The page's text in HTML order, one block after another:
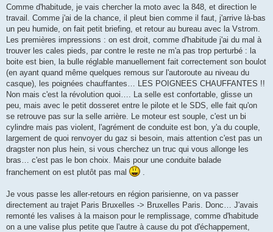
Comme d'habitude, je vais chercher la moto avec la 848, et direction le
travail. Comme j'ai de la chance, il pleut bien comme il faut, j'arrive là-bas
un peu humide, on fait petit briefing, et retour au bureau avec la Vstrom.
Les premières impressions : on est droit, comme d'habitude j'ai du mal à
trouver les cales pieds, par contre le reste ne m'a pas trop perturbé : la
boite est bien, la bulle réglable manuellement fait correctement son boulot
(en ayant quand même quelques remous sur l'autoroute au niveau du
casque), les poignées chauffantes… LES POIGNEES CHAUFFANTES !!
Non mais c'est la révolution quoi…. La selle est confortable, glisse un
peu, mais avec le petit dosseret entre le pilote et le SDS, elle fait qu'on
se retrouve pas sur la selle arrière. Le moteur est souple, c'est un bi
cylindre mais pas violent, l'agrément de conduite est bon, y'a du couple,
largement de quoi renvoyer du gaz si besoin, mais attention c'est pas un
dragster non plus hein, si vous cherchez un truc qui vous allonge les
bras… c'est pas le bon choix. Mais pour une conduite balade
franchement on est plutôt pas mal
Je vous passe les aller-retours en région parisienne, on va passer
directement au trajet Paris Bruxelles -> Bruxelles Paris. Donc… J'avais
remonté les valises à la maison pour le remplissage, comme d'habitude
on a une valise plus petite que l'autre à cause du pot d'échappement,